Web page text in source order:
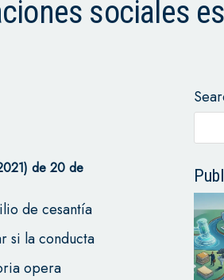
sociales
de 20 de
de cesantía
si la conducta
opera